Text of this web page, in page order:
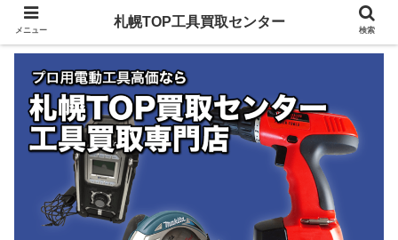
メニュー
札幌TOP工具買取センター
検索